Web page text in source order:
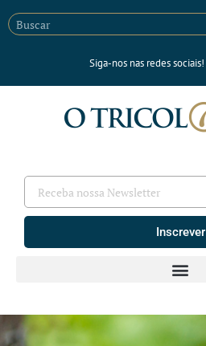
Siga-nos nas redes sociais!
Inscrever